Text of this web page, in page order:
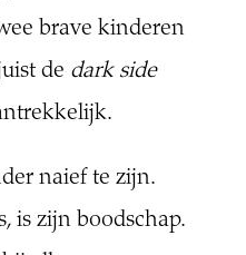
brave kinderen
de dark side
naief te zijn.
is zijn boodschap.